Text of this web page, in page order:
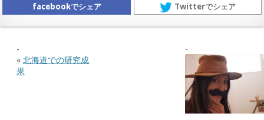
facebookでシェア Twitterでシェア
« 北海道での研究成
果